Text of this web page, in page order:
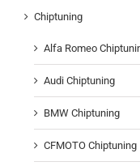
Chiptuning
Alfa Romeo
Audi Chiptuning
BMW Chiptuning
CFMOTO Chiptuning